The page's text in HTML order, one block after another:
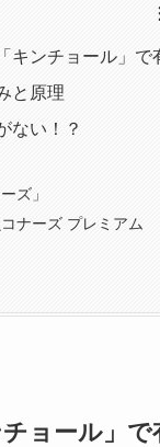
キンチョール」
と原理
ない！？
ズ」
コナーズ プレミアム
ョール」